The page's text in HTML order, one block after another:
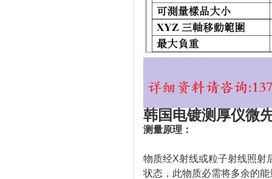
韩国电镀测厚仪微
测量原理：
物质经X射线或粒子射线照射
状态，此物质必需将多余的